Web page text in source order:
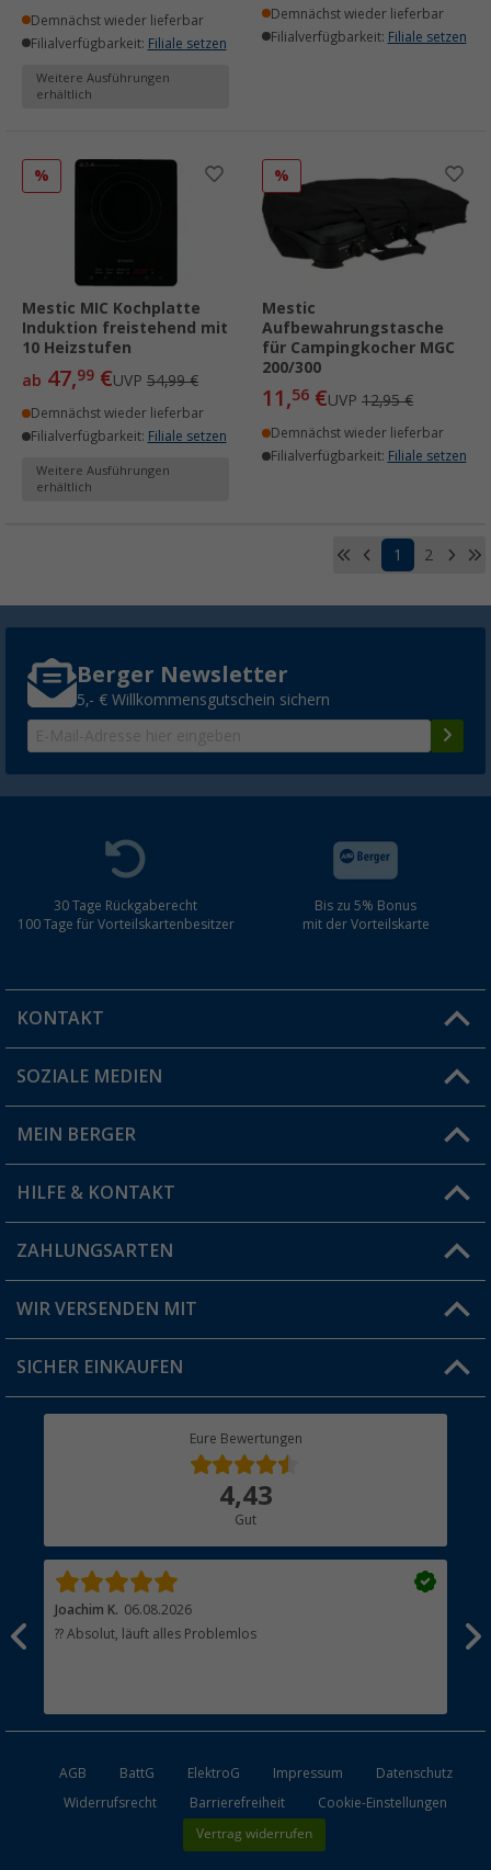
Demnächst wieder lieferbar
Filialverfügbarkeit: Filiale setzen
Weitere Ausführungen
erhältlich
Demnächst wieder lieferbar
Filialverfügbarkeit: Filiale setzen
%
Mestic MIC Kochplatte
Induktion freistehend mit
10 Heizstufen
ab 47,99 €UVP 54,99 €
Demnächst wieder lieferbar
Filialverfügbarkeit: Filiale setzen
Weitere Ausführungen
erhältlich
%
Mestic
Aufbewahrungstasche
für Campingkocher MGC
200/300
11,56 €UVP 12,95 €
Demnächst wieder lieferbar
Filialverfügbarkeit: Filiale setzen
1 2
Berger Newsletter
5,- € Willkommensgutschein sichern
30 Tage Rückgaberecht
100 Tage für Vorteilskartenbesitzer
Bis zu 5% Bonus
mit der Vorteilskarte
KONTAKT
Du hast eine Frage?
Filiale finden
SOZIALE MEDIEN
MEIN BERGER
Vorteilskarte
Blog
Jobs & Karriere
HILFE & KONTAKT
FAQ & Kontakt
Versandinformationen
Rücksendung
ZAHLUNGSARTEN
WIR VERSENDEN MIT
SICHER EINKAUFEN
Eure Bewertungen
4,43
Gut
Joachim K. 06.08.2026
?? Absolut, läuft alles Problemlos
AGB BattG ElektroG Impressum
Datenschutz
Widerrufsrecht
Barrierefreiheit Cookie-Einstellungen
Vertrag widerrufen